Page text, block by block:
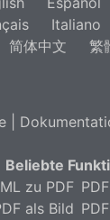
Italiano
简体中文 繁
|
Beliebte
zu PDF
als Bild